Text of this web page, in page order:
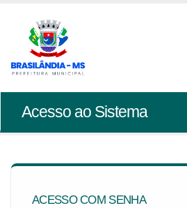
Acesso ao Sistema
ACESSO COM SENHA